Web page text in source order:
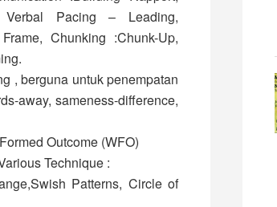
Pacing – Leading,
Chunking :Chunk-Up,
, berguna untuk penempatan
away, sameness-difference,
Outcome (WFO)
Technique :
Patterns, Circle of